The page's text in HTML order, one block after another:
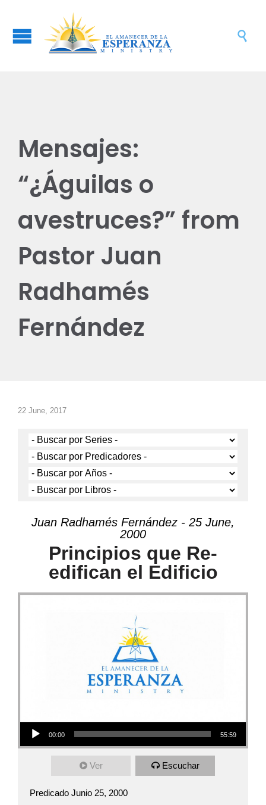

Mensajes:
“¿Águilas o
avestruces?” from
Pastor Juan
Radhamés
Fernández
22 June, 2017
Juan Radhamés Fernández - 25 June,
2000
Principios que Re-
edifican el Edificio
Audio Player
00:00 55:59
Ver Escuchar
Predicado Junio 25, 2000